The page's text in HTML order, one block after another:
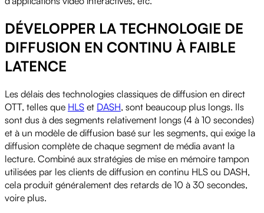
DÉVELOPPER LA TECHNOLOGIE DE
DIFFUSION EN CONTINU À FAIBLE
LATENCE
Les délais des technologies classiques de diffusion en direct
OTT, telles que HLS et DASH, sont beaucoup plus longs. Ils
sont dus à des segments relativement longs (4 à 10 secondes)
et à un modèle de diffusion basé sur les segments, qui exige la
diffusion complète de chaque segment de média avant la
lecture. Combiné aux stratégies de mise en mémoire tampon
utilisées par les clients de diffusion en continu HLS ou DASH,
cela produit généralement des retards de 10 à 30 secondes,
voire plus.